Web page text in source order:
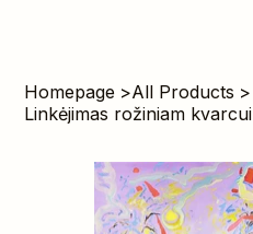
Homepage >All Products >
Linkėjimas rožiniam kvarcui